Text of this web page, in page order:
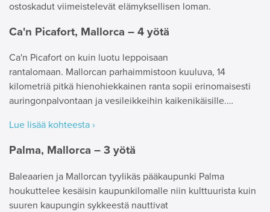
ostoskadut viimeistelevät elämyksellisen loman.
Ca'n Picafort, Mallorca – 4 yötä
Ca'n Picafort on kuin luotu leppoisaan
rantalomaan. Mallorcan parhaimmistoon kuuluva, 14
kilometriä pitkä hienohiekkainen ranta sopii erinomaisesti
auringonpalvontaan ja vesileikkeihin kaikenikäisille.…
Lue lisää kohteesta ›
Palma, Mallorca – 3 yötä
Baleaarien ja Mallorcan tyylikäs pääkaupunki Palma
houkuttelee kesäisin kaupunkilomalle niin kulttuurista kuin
suuren kaupungin sykkeestä nauttivat